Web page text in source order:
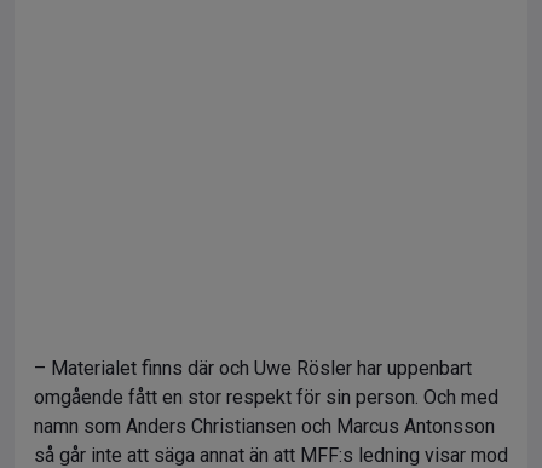
– Materialet finns där och Uwe Rösler har uppenbart
omgående fått en stor respekt för sin person. Och med
namn som Anders Christiansen och Marcus Antonsson
så går inte att säga annat än att MFF:s ledning visar mod